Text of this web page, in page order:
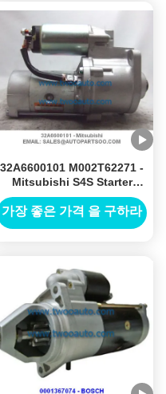
32A6600101 M002T62271 -
Mitsubishi S4S Starter
Motor 12V 2.2KW 10T
가장 좋은 가격 을 구하라